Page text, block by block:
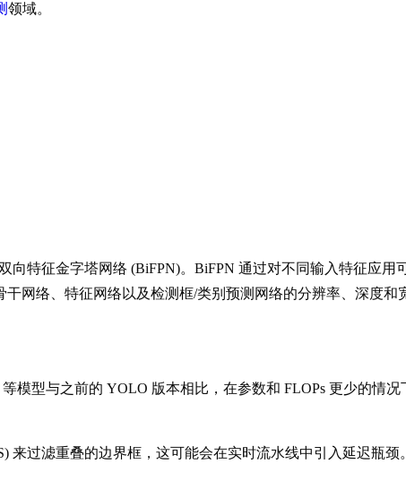
领域。
向特征金字塔网络 (BiFPN)。BiFPN 通过对不同输入特征应
网络、特征网络以及检测框/类别预测网络的分辨率、深度和
模型与之前的 YOLO 版本相比，在参数和 FLOPs 更少的情
来过滤重叠的边界框，这可能会在实时流水线中引入延迟瓶